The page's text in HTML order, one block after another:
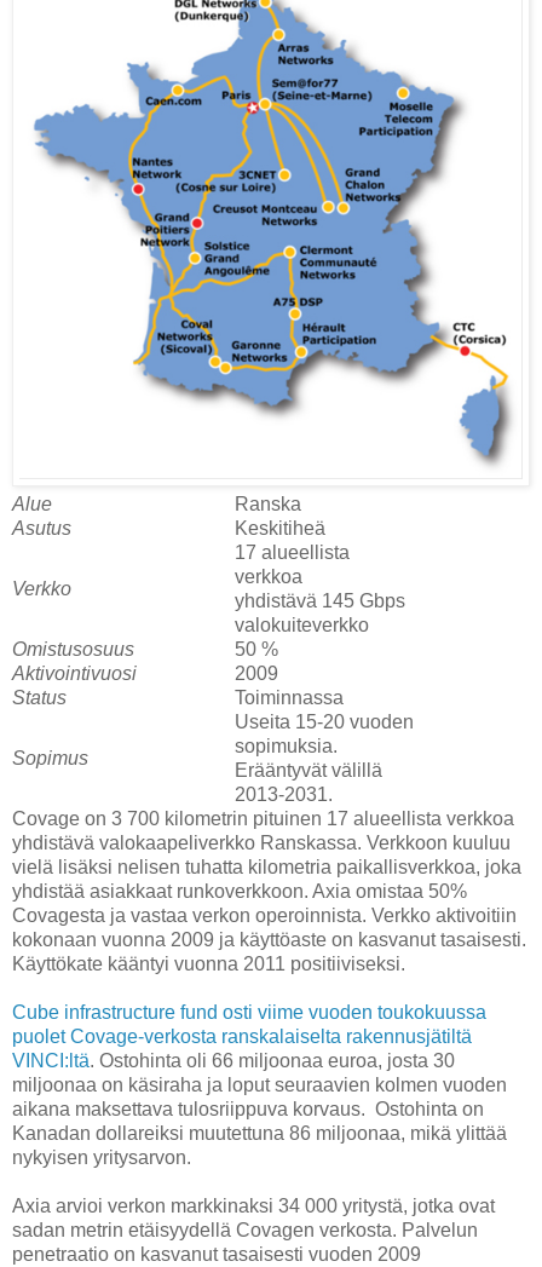
Alue
Ranska
Asutus
Keskitiheä
Verkko
17 alueellista
verkkoa
yhdistävä 145 Gbps
valokuiteverkko
Omistusosuus
50 %
Aktivointivuosi
2009
Status
Toiminnassa
Sopimus
Useita 15-20 vuoden
sopimuksia.
Erääntyvät välillä
2013-2031.
Covage on 3 700 kilometrin pituinen 17 alueellista verkkoa
yhdistävä valokaapeliverkko Ranskassa. Verkkoon kuuluu
vielä lisäksi nelisen tuhatta kilometria paikallisverkkoa, joka
yhdistää asiakkaat runkoverkkoon. Axia omistaa 50%
Covagesta ja vastaa verkon operoinnista. Verkko aktivoitiin
kokonaan vuonna 2009 ja käyttöaste on kasvanut tasaisesti.
Käyttökate kääntyi vuonna 2011 positiiviseksi.
Cube infrastructure fund osti viime vuoden toukokuussa
puolet Covage-verkosta ranskalaiselta rakennusjätiltä
VINCI:ltä. Ostohinta oli 66 miljoonaa euroa, josta 30
miljoonaa on käsiraha ja loput seuraavien kolmen vuoden
aikana maksettava tulosriippuva korvaus. Ostohinta on
Kanadan dollareiksi muutettuna 86 miljoonaa, mikä ylittää
nykyisen yritysarvon.
Axia arvioi verkon markkinaksi 34 000 yritystä, jotka ovat
sadan metrin etäisyydellä Covagen verkosta. Palvelun
penetraatio on kasvanut tasaisesti vuoden 2009